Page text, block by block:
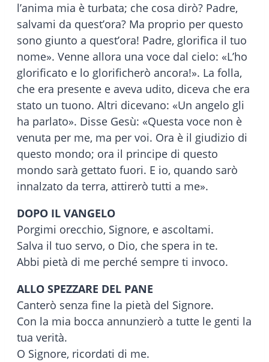
l’anima mia è turbata; che cosa dirò? Padre,
salvami da quest’ora? Ma proprio per questo
sono giunto a quest’ora! Padre, glorifica il tuo
nome». Venne allora una voce dal cielo: «L’ho
glorificato e lo glorificherò ancora!». La folla,
che era presente e aveva udito, diceva che era
stato un tuono. Altri dicevano: «Un angelo gli
ha parlato». Disse Gesù: «Questa voce non è
venuta per me, ma per voi. Ora è il giudizio di
questo mondo; ora il principe di questo
mondo sarà gettato fuori. E io, quando sarò
innalzato da terra, attirerò tutti a me».
DOPO IL VANGELO
Porgimi orecchio, Signore, e ascoltami.
Salva il tuo servo, o Dio, che spera in te.
Abbi pietà di me perché sempre ti invoco.
ALLO SPEZZARE DEL PANE
Canterò senza fine la pietà del Signore.
Con la mia bocca annunzierò a tutte le genti la
tua verità.
O Signore, ricordati di me.